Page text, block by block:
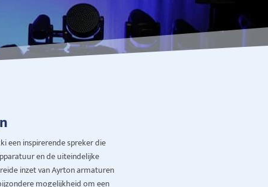
een inspirerende spreker die
en de uiteindelijke
inzet van Ayrton armaturen
mogelijkheid om een